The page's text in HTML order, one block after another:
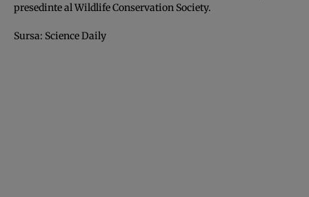
presedinte al Wildlife Conservation Society.
Sursa: Science Daily